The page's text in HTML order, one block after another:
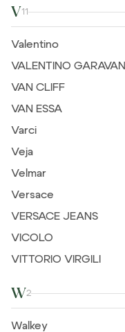
V11
Valentino
VALENTINO GARAVANI
VAN CLIFF
VAN ESSA
Varci
Veja
Velmar
Versace
VERSACE JEANS
VICOLO
VITTORIO VIRGILI
W2
Walkey